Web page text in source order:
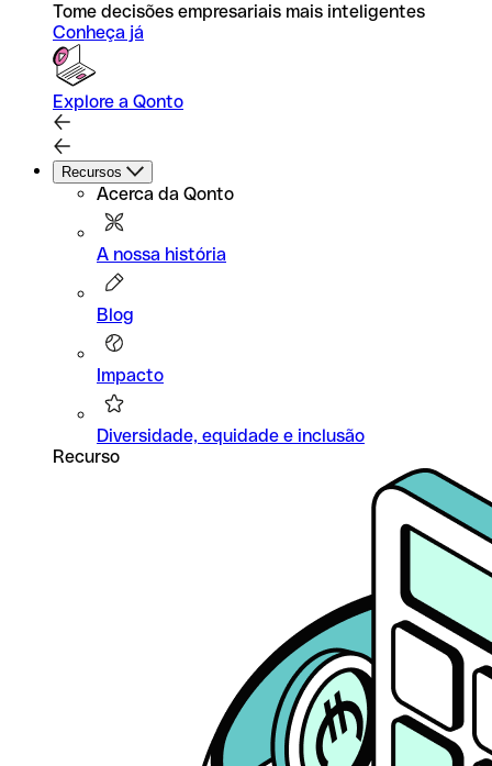
Tome decisões empresariais mais inteligentes
Conheça já
Explore a Qonto
Recursos
Acerca da Qonto
A nossa história
Blog
Impacto
Diversidade, equidade e inclusão
Recurso